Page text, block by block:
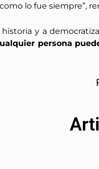
lo fue siempre”,
y a
persona